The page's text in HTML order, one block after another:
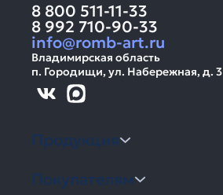
8 800 511-11-33
8 992 710-90-33
info@romb-art.ru
Владимирская область
п. Городищи, ул. Набережная, д. 3
Продукция
Покупателям